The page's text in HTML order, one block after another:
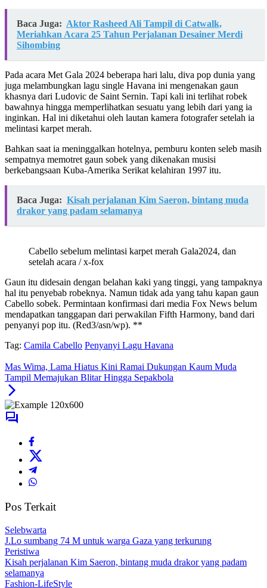
Baca Juga: Aktor Rasheed Ali Tampil di Catwalk,
Meriahkan Acara 25 Tahun Perjalanan Desainer Merdi
Sihombing
Pada acara Met Gala 2024 beberapa hari lalu, diva pop dunia yang
juga melambungkan lagu single Havana ini mengenakan gaun
khasnya dari Ludovic de Saint Sernin. Tapi kali ini terlihat robek
bawahnya hingga memperlihatkan sesuatu yang lebih dari yang ia
inginkan. Hal ini diketahui oleh lautan kamera fotografer setelah ia
melintasi karpet merah.
Bahkan saat ia meninggalkan hotelnya, pemburu konten seleb masih
sempatnya memotret gaun sobek yang dikenakan musisi
berkebangsaan Kuba-Amerika Serikat kelahiran 1997 itu.
Baca Juga: Kisah perjalanan Kim Saeron, bintang muda
drakor yang padam selamanya
Cabello sebelum melintasi karpet merah Gala2024, dan
setelah acara / x-fox
Gaun itu didesain dengan belahan kaki yang tinggi, yang tampaknya
hal itu penyebab robeknya. Namun tidak ada yang tahu kapan gaun
Cabello sobek. Permintaan konfirmasi dari media Fox News belum
mendapatkan tanggapan dari perwakilan Fifth Harmony, band dari
penyanyi pop itu. (Red3/asn/wp). **
Tag: Camila Cabello Penyanyi Lagu Havana
Mas Wima, Lama Hiatus Kini Ramai Dukungan Kaum Muda
Tampil Memajukan Blitar Hingga Sepakbola
Pos Terkait
Selebwarta
J.Lo sumbang 74 M untuk warga Gaza yang terkurung
Peristiwa
Kisah perjalanan Kim Saeron, bintang muda drakor yang padam
selamanya
Fashion-LifeStyle